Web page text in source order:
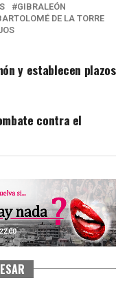
GIBRALEÓN
DE LA TORRE
y establecen plazos
contra el